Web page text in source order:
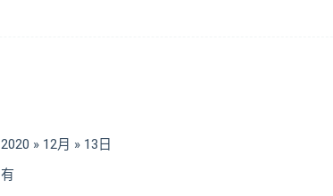
2020 » 12月 » 13日
有